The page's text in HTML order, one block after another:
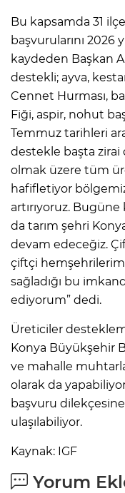
Bu kapsamda 31
başvurularını 2026
kaydeden Başkan
destekli; ayva,
Cennet Hurması,
Fiği, aspir, nohut
Temmuz tarihleri
destekle başta
olmak üzere tüm
hafifletiyor
artırıyoruz.
da tarım şehri
devam edeceğiz.
çiftçi
sağladığı bu
ediyorum” dedi.
Üreticiler
Konya Büyükşehir
ve mahalle
olarak da
başvuru
ulaşılabiliyor.
Kaynak: IGF
Yorum